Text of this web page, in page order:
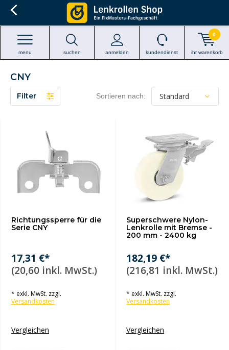
suchen anmelden
menu kundendienst ihr warenkorb
0
CNY
Filter Sortieren nach:
Richtungssperre für die
Serie CNY
17,31 €*
(20,60 inkl. MwSt.)
* exkl. MwSt. zzgl.
Versandkosten
Vergleichen
Superschwere Nylon-
Lenkrolle mit Bremse -
200 mm - 2400 kg
182,19 €*
(216,81 inkl. MwSt.)
* exkl. MwSt. zzgl.
Versandkosten
Vergleichen